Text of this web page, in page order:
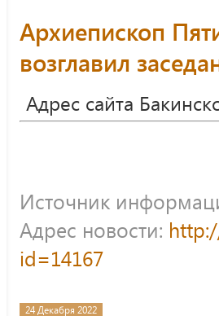
Архиепископ
возглавил
Адрес сайта
Источник
Адрес новости:
id=14167
24 Декабря 2022